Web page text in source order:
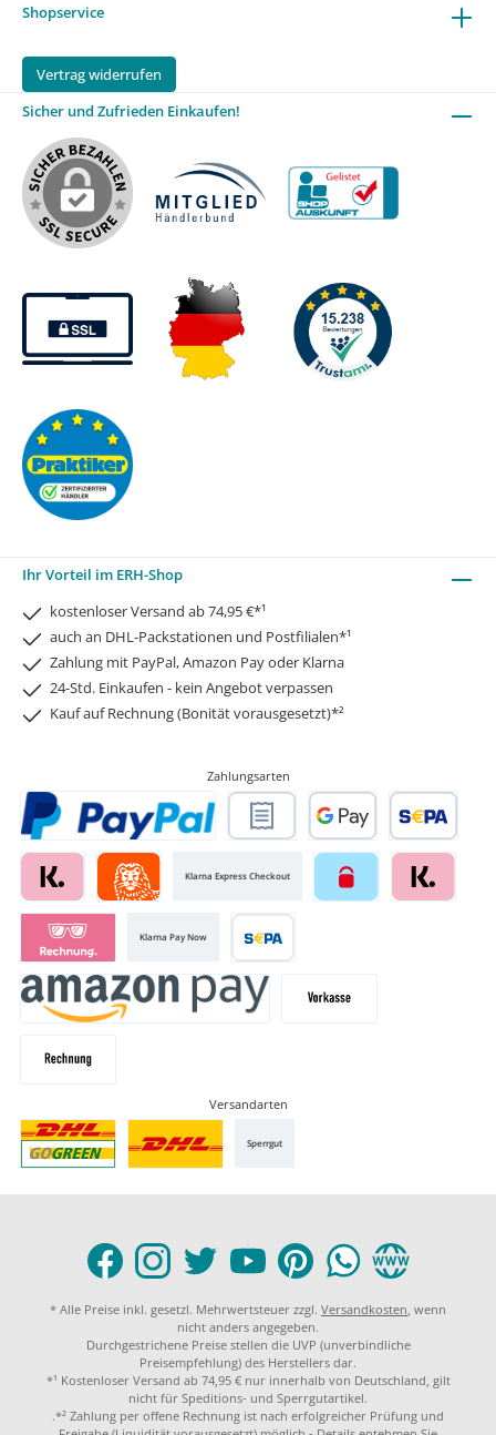
Shopservice
Vertrag widerrufen
Sicher und Zufrieden Einkaufen!
Ihr Vorteil im ERH-Shop
kostenloser Versand ab 74,95 €*¹
auch an DHL-Packstationen und Postfilialen*¹
Zahlung mit PayPal, Amazon Pay oder Klarna
24-Std. Einkaufen - kein Angebot verpassen
Kauf auf Rechnung (Bonität vorausgesetzt)*²
Zahlungsarten
Klarna Express Checkout
Klarna Pay Now
Versandarten
Sperrgut
* Alle Preise inkl. gesetzl. Mehrwertsteuer zzgl. Versandkosten, wenn
nicht anders angegeben.
Durchgestrichene Preise stellen die UVP (unverbindliche
Preisempfehlung) des Herstellers dar.
*¹ Kostenloser Versand ab 74,95 € nur innerhalb von Deutschland, gilt
nicht für Speditions- und Sperrgutartikel.
.*² Zahlung per offene Rechnung ist nach erfolgreicher Prüfung und